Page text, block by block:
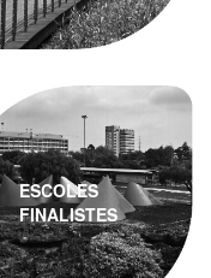
ESCOLES
FINALISTES